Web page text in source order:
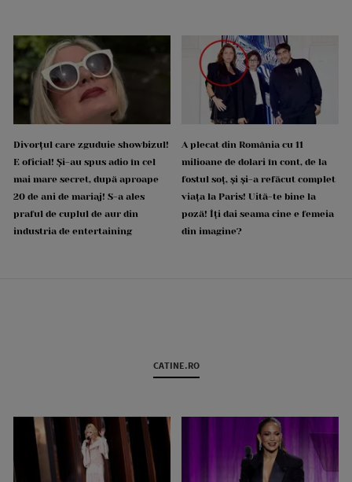
Divorțul care zguduie showbizul!
E oficial! Și-au spus adio în cel
mai mare secret, după aproape
20 de ani de mariaj! S-a ales
praful de cuplul de aur din
industria de entertaining
A plecat din România cu 11
milioane de dolari în cont, de la
fostul soț, și și-a refăcut complet
viața la Paris! Uită-te bine la
poză! Îți dai seama cine e femeia
din imagine?
CATINE.RO